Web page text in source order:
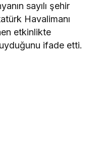
sayılı şehir
Havalimanı
etkinlikte
ifade etti.